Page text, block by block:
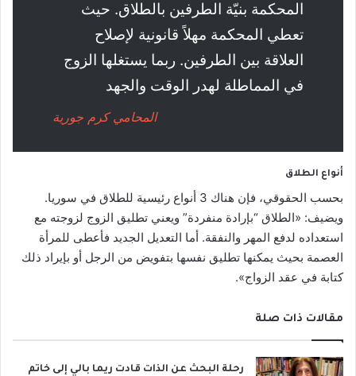
المحكمة بنيّة الطرفين بالطلاق. حيث
تعطي المحكمة مهلاً قانونية لإصلاح
العلاقة بين الطرفين. ربما يستغلها الزوج
في المماطلة لهدر الوقت والجهد
المحامي كرم جورية
أنواع الطلاق
بحسب الحقوقي، فإن هناك 3 أنواع رئيسية للطلاق في سوريا.
ويضيف: «الطلاق “بإرادة منفردة” ويعني تطليق الزوج لزوجته مع
استعداده لدفع المهر والنفقة. أما التعديل الجديد فأعطى للمرأة
العصمة بحيث يمكنها تطليق نفسها بتفويض من الرجل أو بإيراد ذلك
كتابة في عقد الزواج».
مقالات ذات صلة
رحلة البحث عن الذات قادت ريما بالي إلى خاتم